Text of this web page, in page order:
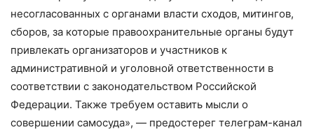
несогласованных с органами власти сходов, митингов,
сборов, за которые правоохранительные органы будут
привлекать организаторов и участников к
административной и уголовной ответственности в
соответствии с законодательством Российской
Федерации. Также требуем оставить мысли о
совершении самосуда», — предостерег телеграм-канал